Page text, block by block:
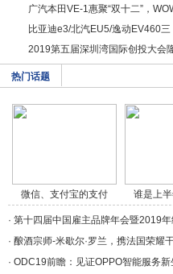
广汽本田VE-1惠聚“双十二”，
比亚迪e3/北汽EU5/逸动EV460三
2019第五届深圳湾国际创投大会
热门话题
微信、支付宝的支付
方/a>
谁是上
· 第十四届中国雇主品牌年会暨2019年
· 酿酒宗师-米歇尔·罗兰，携法国荣耀
· ODC19前瞻：见证OPPO智能服务新